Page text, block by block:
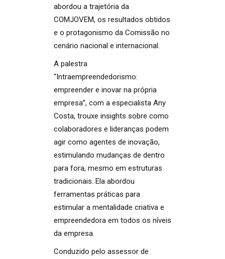
abordou a trajetória da
COMJOVEM, os resultados obtidos
e o protagonismo da Comissão no
cenário nacional e internacional.
A palestra
“Intraempreendedorismo:
empreender e inovar na própria
empresa”, com a especialista Any
Costa, trouxe insights sobre como
colaboradores e lideranças podem
agir como agentes de inovação,
estimulando mudanças de dentro
para fora, mesmo em estruturas
tradicionais. Ela abordou
ferramentas práticas para
estimular a mentalidade criativa e
empreendedora em todos os níveis
da empresa.
Conduzido pelo assessor de